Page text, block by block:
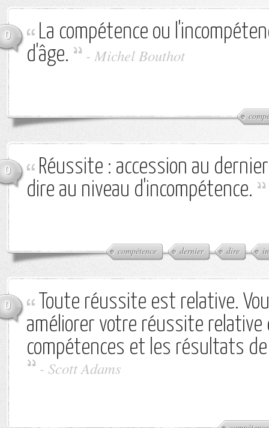
0
La compétence ou
d'âge.
- Michel Bouthot
0
Réussite : accession au
dire au niveau d'incompétence.
compétence dernier dire
0
Toute réussite est relative.
améliorer votre réussite
compétences et les résultats
- Scott Adams